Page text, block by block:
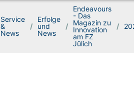
Service
&
News
/
Erfolge
und
News
/
Endeavours
- Das
Magazin zu
Innovation
am FZ
Jülich
/